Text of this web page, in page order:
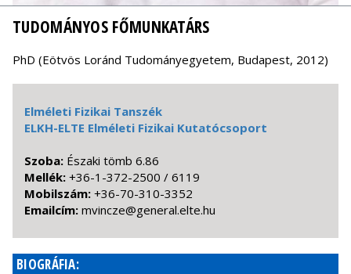
TUDOMÁNYOS FŐMUNKATÁRS
PhD (Eötvös Loránd Tudományegyetem, Budapest, 2012)
Elméleti Fizikai Tanszék
ELKH-ELTE Elméleti Fizikai Kutatócsoport
Szoba: Északi tömb 6.86
Mellék: +36-1-372-2500 / 6119
Mobilszám: +36-70-310-3352
Emailcím: uh.etle.lareneg@ezcnivm
BIOGRÁFIA: